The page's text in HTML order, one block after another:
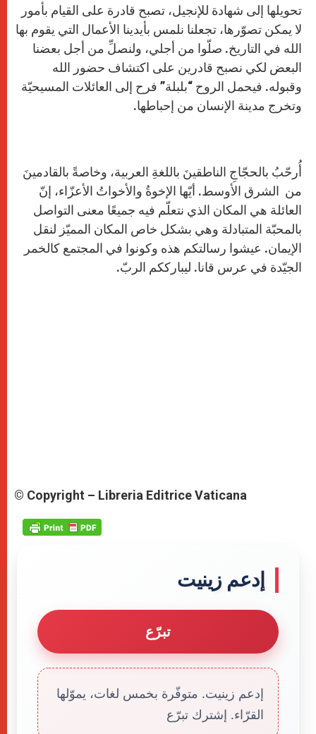
تحويلها إلى شهادة للإنجيل، تصبح قادرة على القيام بأمور
لا يمكن تصوّرها، تجعلنا نلمس بأيدينا الأعمال التي يقوم بها
الله في التاريخ. صلّوا من أجلي، ولنصلِّ من أجل بعضنا
البعض لكي نصبح قادرين على اكتشاف حضور الله
وقبوله. فيحمل الروح “بلبلة” فرح إلى العائلات المسيحيّة
وتخرج مدينة الإنسان من إحباطها.
أُرحّبُ بالحجّاجِ الناطقينَ باللغةِ العربية، وخاصةً بالقادمينَ
من الشرق الأوسط. أيّها الإخوةُ والأخواتُ الأعزّاء، إنّ
العائلة هي المكان الذي نتعلّم فيه جميعًا معنى التواصل
بالمحبّة المتبادلة وهي بشكل خاص المكان المميّز لنقل
الإيمان. عيشوا رسالتكم هذه وكونوا في المجتمع كالخمر
الجيّدة في عرس قانا. ليبارككم الربّ.
© Copyright – Libreria Editrice Vaticana
إدعم زينيت
تبرّع
إدعم زينيت. متوفّرة بخمس لغات، يموّلها
القرّاء. إشترك تبرّع